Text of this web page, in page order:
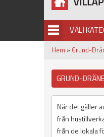
VÄLJ
Hem » Grund-
GRUND-
När det gäller
från
från de lokala